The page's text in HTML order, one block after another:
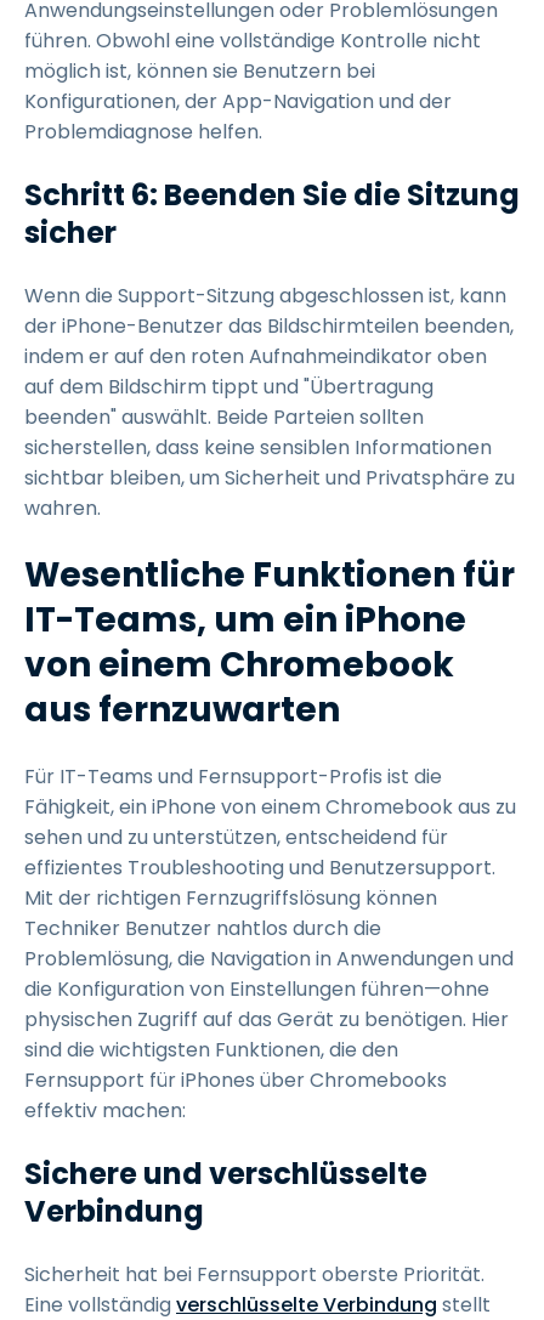
Anwendungseinstellungen oder Problemlösungen
führen. Obwohl eine vollständige Kontrolle nicht
möglich ist, können sie Benutzern bei
Konfigurationen, der App-Navigation und der
Problemdiagnose helfen.
Schritt 6: Beenden Sie die Sitzung
sicher
Wenn die Support-Sitzung abgeschlossen ist, kann
der iPhone-Benutzer das Bildschirmteilen beenden,
indem er auf den roten Aufnahmeindikator oben
auf dem Bildschirm tippt und "Übertragung
beenden" auswählt. Beide Parteien sollten
sicherstellen, dass keine sensiblen Informationen
sichtbar bleiben, um Sicherheit und Privatsphäre zu
wahren.
Wesentliche Funktionen für
IT-Teams, um ein iPhone
von einem Chromebook
aus fernzuwarten
Für IT-Teams und Fernsupport-Profis ist die
Fähigkeit, ein iPhone von einem Chromebook aus zu
sehen und zu unterstützen, entscheidend für
effizientes Troubleshooting und Benutzersupport.
Mit der richtigen Fernzugriffslösung können
Techniker Benutzer nahtlos durch die
Problemlösung, die Navigation in Anwendungen und
die Konfiguration von Einstellungen führen—ohne
physischen Zugriff auf das Gerät zu benötigen. Hier
sind die wichtigsten Funktionen, die den
Fernsupport für iPhones über Chromebooks
effektiv machen:
Sichere und verschlüsselte
Verbindung
Sicherheit hat bei Fernsupport oberste Priorität.
Eine vollständigverschlüsselte Verbindung stellt